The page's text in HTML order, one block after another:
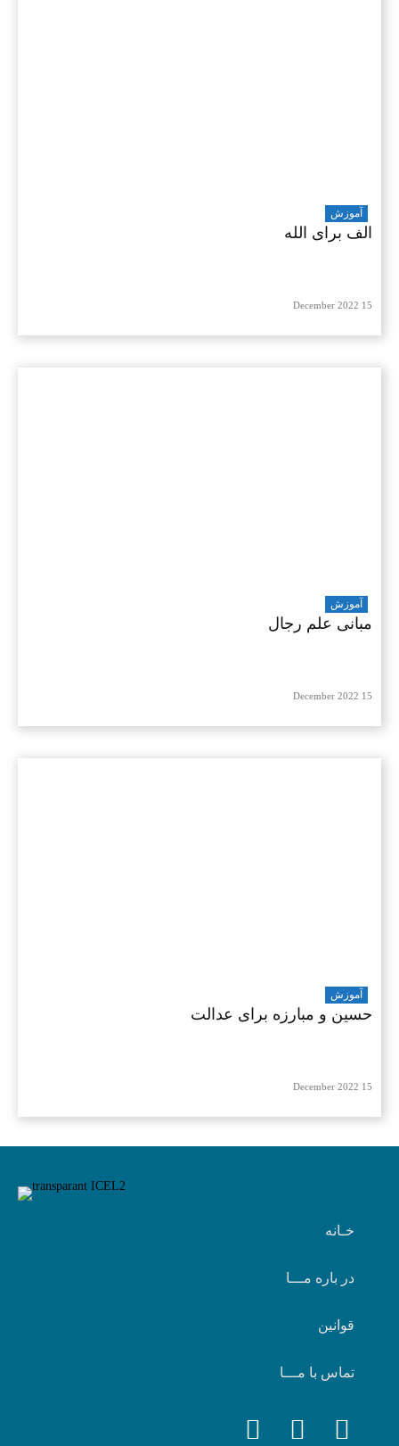
آموزش
الف برای الله
15 December 2022
آموزش
مبانی علم رجال
15 December 2022
آموزش
حسین و مبارزه برای عدالت
15 December 2022
خـانه
در باره مـــا
قوانین
تماس با مـــا